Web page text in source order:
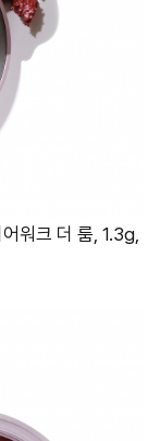
워크 더 룸, 1.3g,